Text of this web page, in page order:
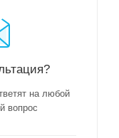
на любой
вопрос